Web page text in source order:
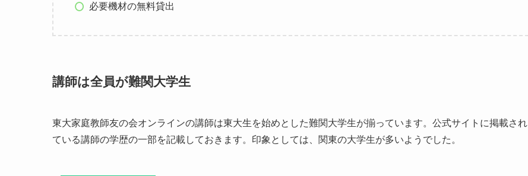
必要機材の無料貸出
講師は全員が難関大学生
東大家庭教師友の会オンラインの講師は東大生を始めとした難関大学生が揃っています。公式サイトに掲載され
ている講師の学歴の一部を記載しておきます。印象としては、関東の大学生が多いようでした。